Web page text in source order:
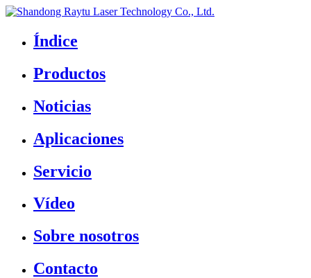
Índice
Productos
Noticias
Aplicaciones
Servicio
Vídeo
Sobre nosotros
Contacto